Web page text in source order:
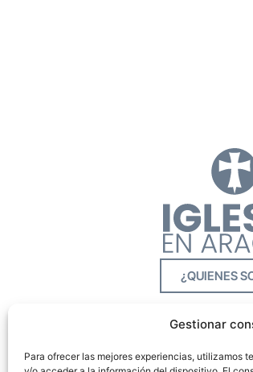
Gestionar
Para ofrecer las mejores experiencias, utilizamos
¿QUIENES